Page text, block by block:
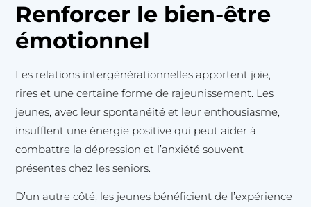
Renforcer le bien-être
émotionnel
Les relations intergénérationnelles apportent joie,
rires et une certaine forme de rajeunissement. Les
jeunes, avec leur spontanéité et leur enthousiasme,
insufflent une énergie positive qui peut aider à
combattre la dépression et l’anxiété souvent
présentes chez les seniors.
D’un autre côté, les jeunes bénéficient de l’expérience